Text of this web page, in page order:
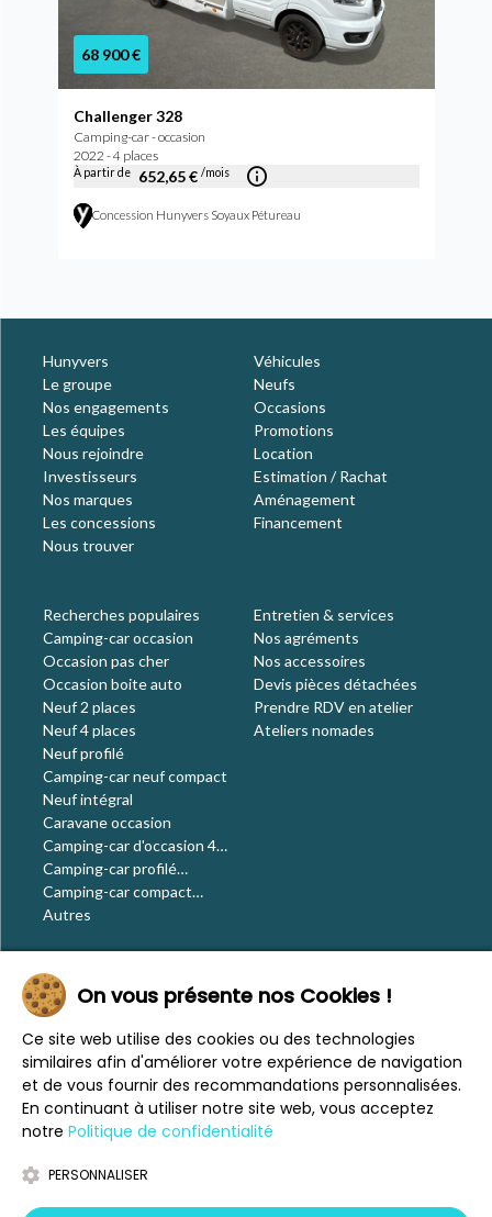
68 900 €
Challenger 328
Camping-car - occasion
2022 - 4 places
À partir de 652,65 € /mois
Concession Hunyvers Soyaux Pétureau
Hunyvers
Le groupe
Nos engagements
Les équipes
Nous rejoindre
Investisseurs
Nos marques
Les concessions
Nous trouver
Véhicules
Neufs
Occasions
Promotions
Location
Estimation / Rachat
Aménagement
Financement
Recherches populaires
Camping-car occasion
Occasion pas cher
Occasion boite auto
Neuf 2 places
Neuf 4 places
Neuf profilé
Camping-car neuf compact
Neuf intégral
Caravane occasion
Camping-car d'occasion 4
places
Camping-car profilé
occasion
Camping-car compact
occasion
Autres
Entretien & services
Nos agréments
Nos accessoires
Devis pièces détachées
Prendre RDV en atelier
Ateliers nomades
Le blog
Actualités
Évènements
Nos conseils
Vos voyages
CaraMaps
Espace presse
Mentions légales
On vous présente nos Cookies !
Ce site web utilise des cookies ou des technologies
similaires afin d'améliorer votre expérience de navigation
et de vous fournir des recommandations personnalisées.
En continuant à utiliser notre site web, vous acceptez
notre Politique de confidentialité
PERSONNALISER